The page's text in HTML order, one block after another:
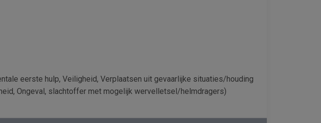
eerste hulp, Veiligheid, Verplaatsen uit gevaarlijke situaties/houding
Ongeval, slachtoffer met mogelijk wervelletsel/helmdragers)